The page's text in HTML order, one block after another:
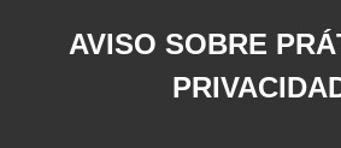
AVISO SOBRE